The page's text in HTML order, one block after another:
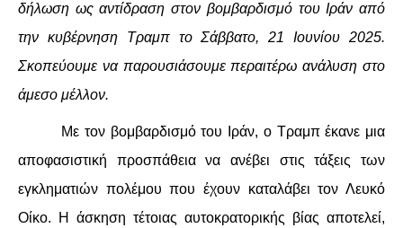
ΔΥΤΙΚΉ ΕΥΡΏΠΗ
ΜΈΣΗ ΑΝΑΤΟΛΉ / ΒΌΡΕΙΑ ΑΦΡΙΚΉ
ΛΑΤΙΝΙΚΉ ΑΜΕΡΙΚΉ
ΑΣΊΑ / ΩΚΕΑΝΊΑ
δήλωση ως αντίδραση στον βομβαρδισμό του Ιράν από
την κυβέρνηση Τραμπ το Σάββατο, 21 Ιουνίου 2025.
Σκοπεύουμε να παρουσιάσουμε περαιτέρω ανάλυση στο
άμεσο μέλλον.
Με τον βομβαρδισμό του Ιράν, ο Τραμπ έκανε μια
αποφασιστική προσπάθεια να ανέβει στις τάξεις των
εγκληματιών πολέμου που έχουν καταλάβει τον Λευκό
Οίκο. Η άσκηση τέτοιας αυτοκρατορικής βίας αποτελεί,